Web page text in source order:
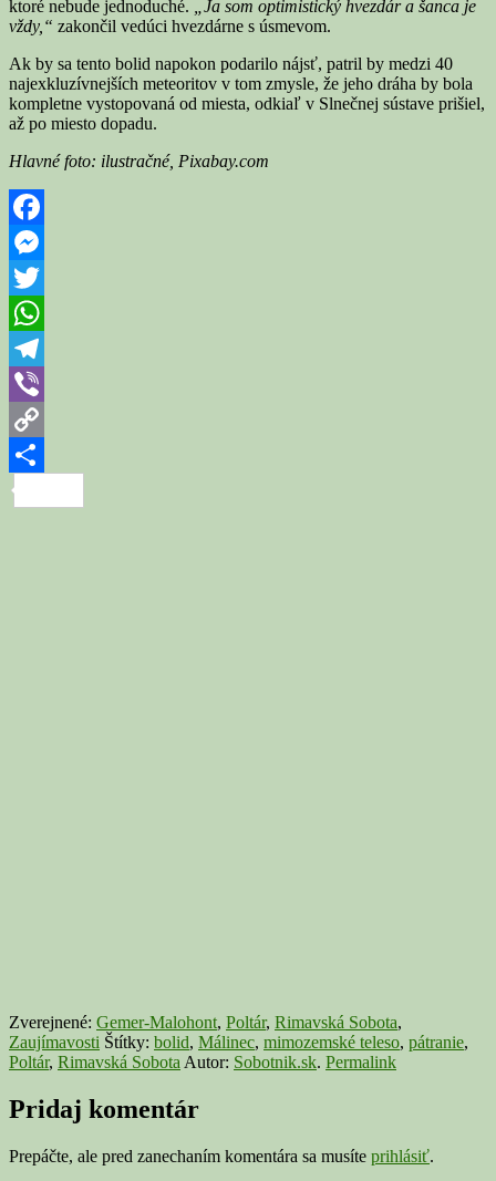
ktoré nebude jednoduché. „Ja som optimistický hvezdár a šanca je
vždy,“ zakončil vedúci hvezdárne s úsmevom.
Ak by sa tento bolid napokon podarilo nájsť, patril by medzi 40
najexkluzívnejších meteoritov v tom zmysle, že jeho dráha by bola
kompletne vystopovaná od miesta, odkiaľ v Slnečnej sústave prišiel,
až po miesto dopadu.
Hlavné foto: ilustračné, Pixabay.com
Facebook
Messenger
Twitter
WhatsApp
Telegram
Viber
Copy
Link
Zverejnené: Gemer-Malohont, Poltár, Rimavská Sobota,
Zaujímavosti Štítky: bolid, Málinec, mimozemské teleso, pátranie,
Poltár, Rimavská Sobota Autor: Sobotnik.sk. Permalink
Pridaj komentár
Prepáčte, ale pred zanechaním komentára sa musíte prihlásiť.